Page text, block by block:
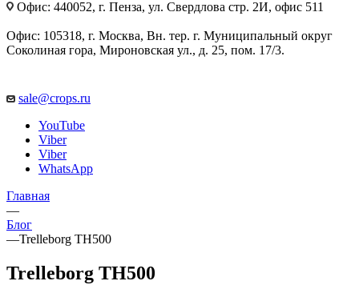
Офис: 440052, г. Пенза, ул. Свердлова стр. 2И, офис 511
Офис: 105318, г. Москва, Вн. тер. г. Муниципальный округ
Соколиная гора, Мироновская ул., д. 25, пом. 17/3.
sale@crops.ru
YouTube
Viber
Viber
WhatsApp
Главная
—
Блог
—Trelleborg TH500
Trelleborg TH500